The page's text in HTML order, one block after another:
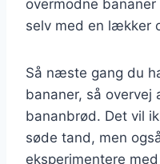
overmodne
selv med en lækker
Så næste gang du
bananer, så
bananbrød. Det vil
søde tand, men
eksperimentere